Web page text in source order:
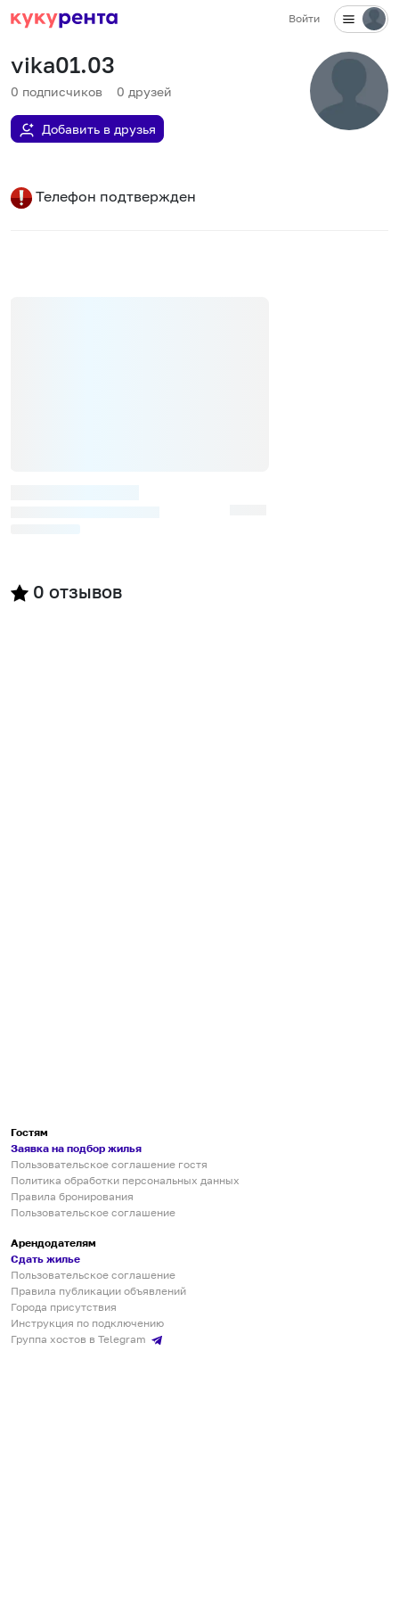
Войти
vika01.03
0 подписчиков 0 друзей
Добавить в друзья
Телефон подтвержден
0 отзывов
Гостям
Заявка на подбор жилья
Пользовательское соглашение гостя
Политика обработки персональных данных
Правила бронирования
Пользовательское соглашение
Арендодателям
Сдать жилье
Пользовательское соглашение
Правила публикации объявлений
Города присутствия
Инструкция по подключению
Группа хостов в Telegram